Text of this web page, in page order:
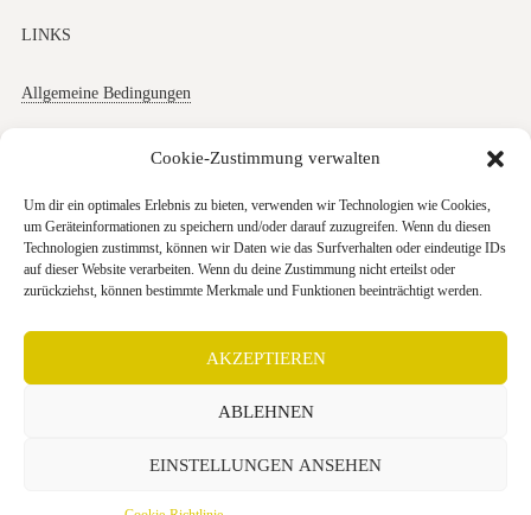
Cookie-Zustimmung verwalten
Um dir ein optimales Erlebnis zu bieten, verwenden wir Technologien wie Cookies,
um Geräteinformationen zu speichern und/oder darauf zuzugreifen. Wenn du diesen
Technologien zustimmst, können wir Daten wie das Surfverhalten oder eindeutige IDs
auf dieser Website verarbeiten. Wenn du deine Zustimmung nicht erteilst oder
zurückziehst, können bestimmte Merkmale und Funktionen beeinträchtigt werden.
AKZEPTIEREN
ABLEHNEN
EINSTELLUNGEN ANSEHEN
LINKS
Allgemeine Bedingungen
Cookies
Villa Zesch am See © 2026
+49 (0) 30 403 646 740